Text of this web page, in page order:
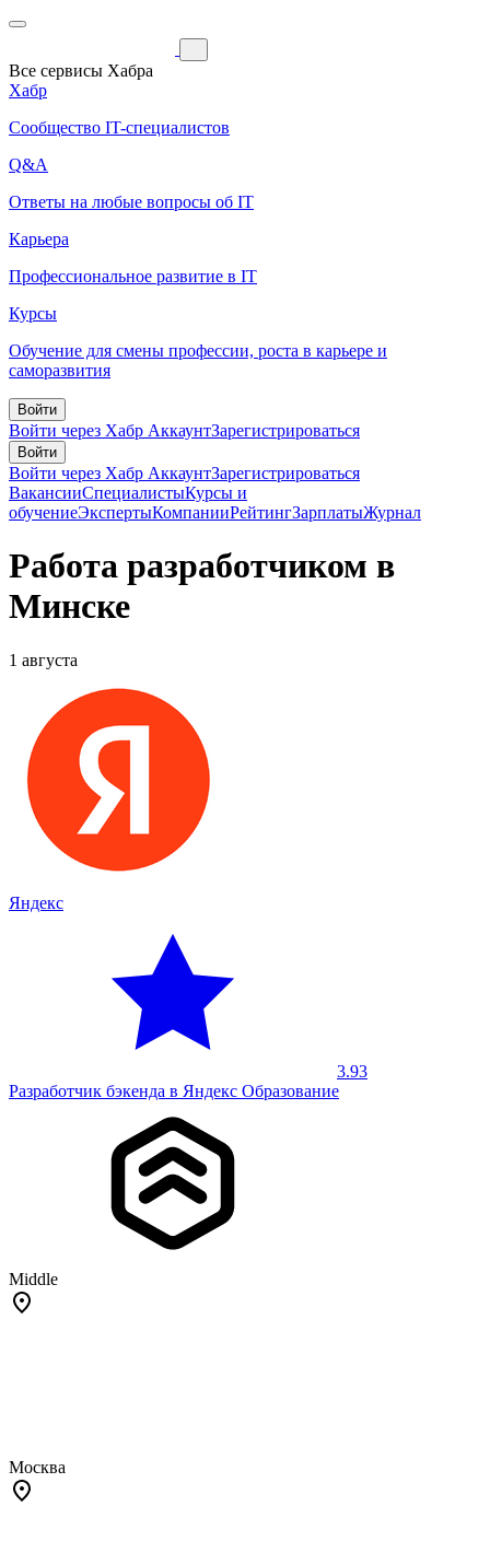
Все сервисы Хабра
Хабр
Сообщество IT-специалистов
Q&A
Ответы на любые вопросы об IT
Карьера
Профессиональное развитие в IT
Курсы
Обучение для смены профессии, роста в карьере и
саморазвития
Войти
Войти через Хабр АккаунтЗарегистрироваться
Войти
Войти через Хабр АккаунтЗарегистрироваться
ВакансииСпециалистыКурсы и
обучениеЭкспертыКомпанииРейтингЗарплатыЖурнал
Работа разработчиком в
Минске
1 августа
Яндекс
3.93
Разработчик бэкенда в Яндекс Образование
Middle
Москва